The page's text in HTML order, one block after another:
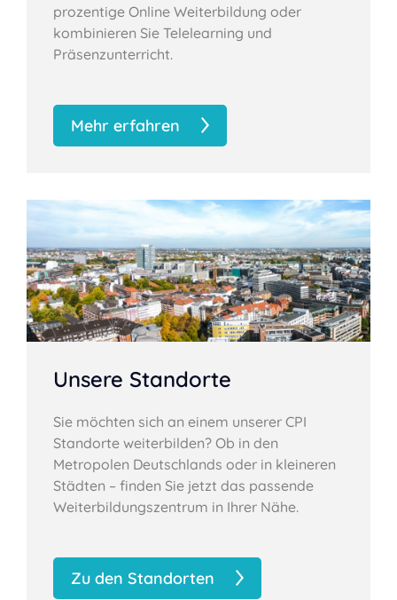
prozentige Online Weiterbildung oder
kombinieren Sie Telelearning und
Präsenzunterricht.
Mehr erfahren
Unsere Standorte
Sie möchten sich an einem unserer CPI
Standorte weiterbilden? Ob in den
Metropolen Deutschlands oder in kleineren
Städten – finden Sie jetzt das passende
Weiterbildungszentrum in Ihrer Nähe.
Zu den Standorten